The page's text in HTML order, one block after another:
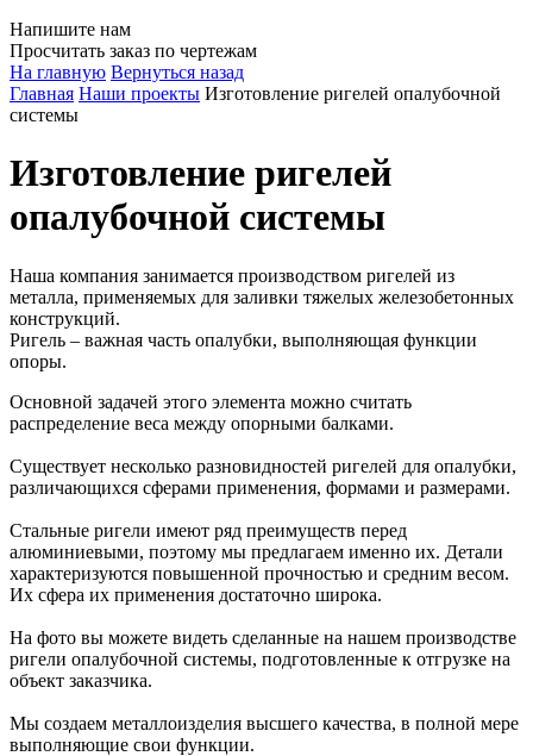
Напишите нам
Просчитать заказ по чертежам
На главную Вернуться назад
Главная Наши проекты Изготовление ригелей опалубочной
системы
Изготовление ригелей
опалубочной системы
Наша компания занимается производством ригелей из
металла, применяемых для заливки тяжелых железобетонных
конструкций.
Ригель – важная часть опалубки, выполняющая функции
опоры.
Основной задачей этого элемента можно считать
распределение веса между опорными балками.
Существует несколько разновидностей ригелей для опалубки,
различающихся сферами применения, формами и размерами.
Стальные ригели имеют ряд преимуществ перед
алюминиевыми, поэтому мы предлагаем именно их. Детали
характеризуются повышенной прочностью и средним весом.
Их сфера их применения достаточно широка.
На фото вы можете видеть сделанные на нашем производстве
ригели опалубочной системы, подготовленные к отгрузке на
объект заказчика.
Мы создаем металлоизделия высшего качества, в полной мере
выполняющие свои функции.